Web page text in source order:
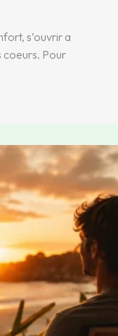
s’ouvrir a
coeurs. Pour